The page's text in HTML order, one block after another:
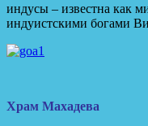
индусы – известна как
индуистскими богами
Храм Махадева